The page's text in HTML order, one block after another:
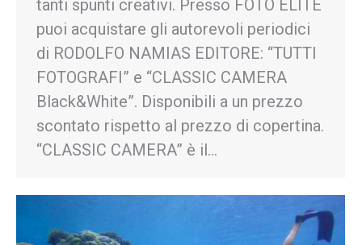
tanti spunti creativi. Presso FOTO ELITE
puoi acquistare gli autorevoli periodici
di RODOLFO NAMIAS EDITORE: “TUTTI
FOTOGRAFI” e “CLASSIC CAMERA
Black&White”. Disponibili a un prezzo
scontato rispetto al prezzo di copertina.
“CLASSIC CAMERA” è il…